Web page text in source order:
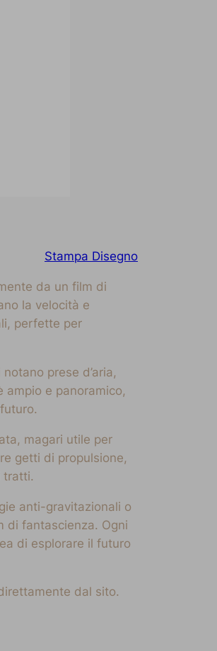
Stampa Disegno
da un film di
la velocità e
perfette per
prese d’aria,
ampio e panoramico,
magari utile per
getti di propulsione,
tratti.
anti-gravitazionali o
di fantascienza. Ogni
di esplorare il futuro
dal sito.